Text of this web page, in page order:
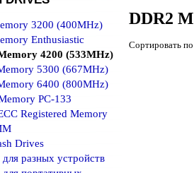
3200 (400MHz)
Enthusiastic
4200 (533MHz)
5300 (667MHz)
6400 (800MHz)
PC-133
Registered Memory
Drives
разных устройств
DDR2
Сортировать